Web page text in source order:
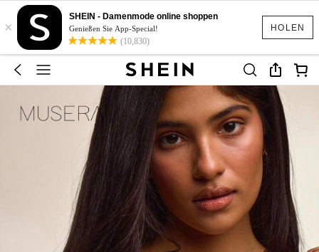
HOLEN
×
SHEIN - Damenmode online shoppen
Genießen Sie App-Special!
(10,830)